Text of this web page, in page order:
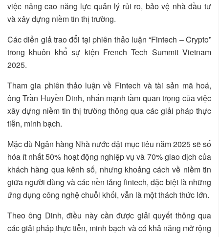
việc nâng cao năng lực quản lý rủi ro, bảo vệ nhà đầu tư
và xây dựng niềm tin thị trường.
Các diễn giả trao đổi tại phiên thảo luận “Fintech – Crypto”
trong khuôn khổ sự kiện French Tech Summit Vietnam
2025.
Tham gia phiên thảo luận về Fintech và tài sản mã hoá,
ông Trần Huyền Dinh, nhấn mạnh tầm quan trọng của việc
xây dựng niềm tin thị trường thông qua các giải pháp thực
tiễn, minh bạch.
Mặc dù Ngân hàng Nhà nước đặt mục tiêu năm 2025 sẽ số
hóa ít nhất 50% hoạt động nghiệp vụ và 70% giao dịch của
khách hàng qua kênh số, nhưng khoảng cách về niềm tin
giữa người dùng và các nền tảng fintech, đặc biệt là những
ứng dụng công nghệ chuỗi khối, vẫn là một thách thức lớn.
Theo ông Dinh, điều này cần được giải quyết thông qua
các giải pháp thực tiễn, minh bạch và có khả năng mở rộng